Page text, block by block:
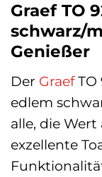
Graef TO
schwarz/
Genießer
Der GraefTO
edlem
alle, die
exzellente